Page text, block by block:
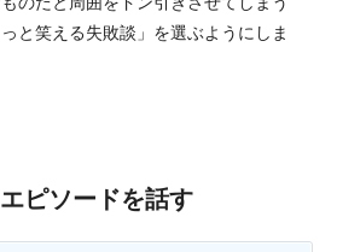
と笑える失敗談」を選ぶようにしま
ピソードを話す